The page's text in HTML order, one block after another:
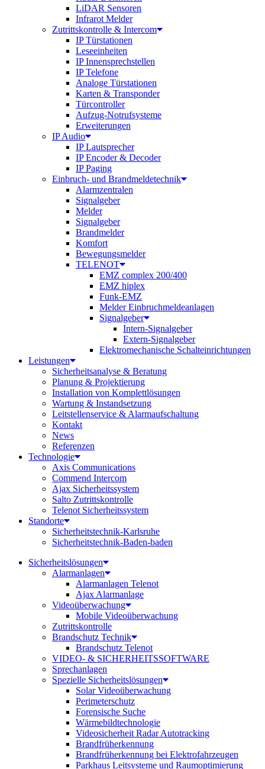
LiDAR Sensoren
Infrarot Melder
Zutrittskontrolle & Intercom
IP Türstationen
Leseeinheiten
IP Innensprechstellen
IP Telefone
Analoge Türstationen
Karten & Transponder
Türcontroller
Aufzug-Notrufsysteme
Erweiterungen
IP Audio
IP Lautsprecher
IP Encoder & Decoder
IP Paging
Einbruch- und Brandmeldetechnik
Alarmzentralen
Signalgeber
Melder
Signalgeber
Brandmelder
Komfort
Bewegungsmelder
TELENOT
EMZ complex 200/400
EMZ hiplex
Funk-EMZ
Melder Einbruchmeldeanlagen
Signalgeber
Intern-Signalgeber
Extern-Signalgeber
Elektromechanische Schalteinrichtungen
Leistungen
Sicherheitsanalyse & Beratung
Planung & Projektierung​
Installation von Komplettlösungen
Wartung & Instandsetzung
Leitstellenservice & Alarmaufschaltung
Kontakt
News
Referenzen
Technologie
Axis Communications
Commend Intercom
Ajax Sicherheitssystem​
Salto Zutrittskontrolle
Telenot Sicherheitssystem
Standorte
Sicherheitstechnik-Karlsruhe
Sicherheitstechnik-Baden-baden
Sicherheitslösungen
Alarmanlagen
Alarmanlagen Telenot
Ajax Alarmanlage
Videoüberwachung
Mobile Videoüberwachung
Zutrittskontrolle
Brandschutz Technik
Brandschutz Telenot
VIDEO- & SICHERHEITSSOFTWARE
Sprechanlagen
Spezielle Sicherheitslösungen
Solar Videoüberwachung
Perimeterschutz
Forensische Suche
Wärmebildtechnologie
Videosicherheit Radar Autotracking​
Brandfrüherkennung
Brandfrüherkennung bei Elektrofahrzeugen
Parkhaus Leitsysteme und Raumoptimierung